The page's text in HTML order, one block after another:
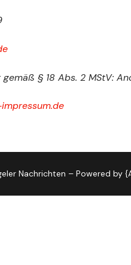
§ 18 Abs. 2 MStV:
Nachrichten – Powered by